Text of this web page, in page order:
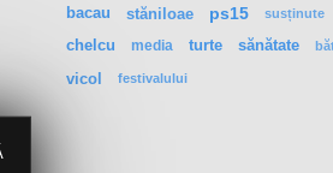
bacau stăniloae ps15 susținute
chelcu media turte sănătate
vicol festivalului